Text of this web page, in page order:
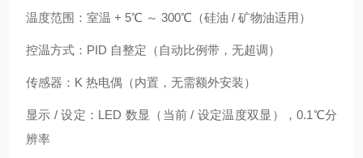
温度范围：室温 + 5℃ ～ 300℃（硅油 / 矿物油适用）
控温方式：PID 自整定（自动比例带，无超调）
传感器：K 热电偶（内置，无需额外安装）
显示 / 设定：LED 数显（当前 / 设定温度双显），0.1℃分
辨率